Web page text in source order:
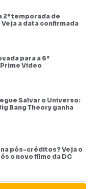
2ª temporada de
a data confirmada
para a 6ª
Video
Salvar o Universo:
Bang Theory ganha
pós-créditos? Veja o
o novo filme da DC